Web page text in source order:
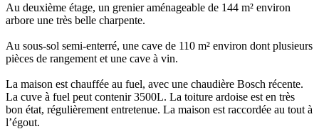
Au deuxième étage, un grenier aménageable de 144 m² environ
arbore une très belle charpente.
Au sous-sol semi-enterré, une cave de 110 m² environ dont plusieurs
pièces de rangement et une cave à vin.
La maison est chauffée au fuel, avec une chaudière Bosch récente.
La cuve à fuel peut contenir 3500L. La toiture ardoise est en très
bon état, régulièrement entretenue. La maison est raccordée au tout à
l’égout.